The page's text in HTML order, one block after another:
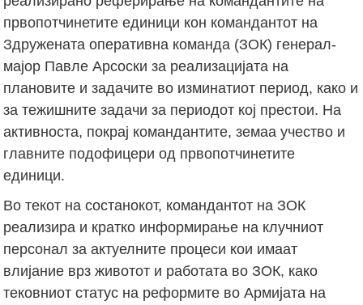
првопотчинетите единици кон командантот на
Здружената оперативна команда (ЗОК) генерал-
мајор Павле Арсоски за реализацијата на
плановите и задачите во изминатиот период, како и
за тежишните задачи за периодот кој престои. На
активноста, покрај командантите, земаа учество и
главните подофицери од првопотчинетите
единици.
Во текот на состанокот, командантот на ЗОК
реализира и кратко информирање на клучниот
персонал за актуелните процеси кои имаат
влијание врз животот и работата во ЗОК, како
тековниот статус на реформите во Армијата на